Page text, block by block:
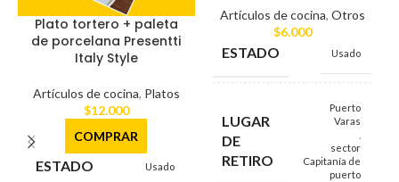
Plato tortero + paleta
de porcelana Presentti
Italy Style
Artículos de cocina, Platos
$12.000
COMPRAR
ESTADO Usado
Artículos de cocina, Otros
$6.000
ESTADO Usado
LUGAR
DE
RETIRO
Puerto
Varas
sector
Capitanía de
puerto